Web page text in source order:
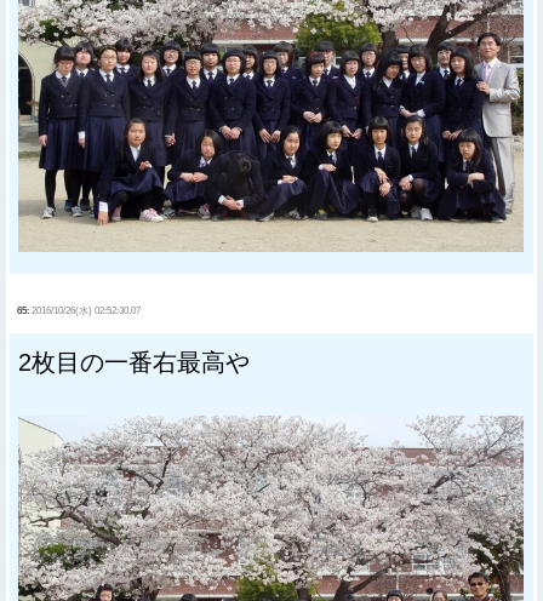
65: 2016/10/26(水) 02:52:30.07
2枚目の一番右最高や